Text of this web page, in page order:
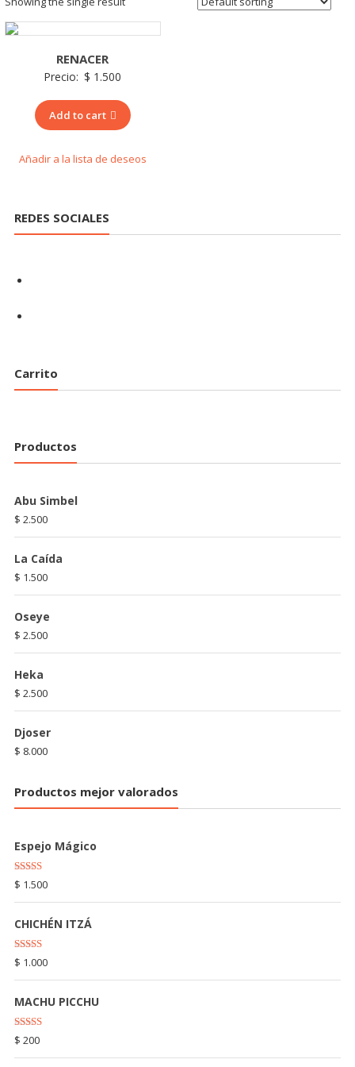
RENACER
Precio: $ 1.500
Add to cart
Añadir a la lista de deseos
REDES SOCIALES
Carrito
Productos
Abu Simbel
$ 2.500
La Caída
$ 1.500
Oseye
$ 2.500
Heka
$ 2.500
Djoser
$ 8.000
Productos mejor valorados
Espejo Mágico
Rated5.00
out of 5
$ 1.500
CHICHÉN ITZÁ
Rated5.00
out of 5
$ 1.000
MACHU PICCHU
Rated
out of 5
$ 200